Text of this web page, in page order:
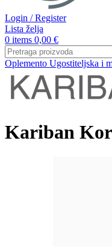
Login / Register
Lista želja
0 items 0,00 €
Oplemento Ugostiteljska i
Kariban